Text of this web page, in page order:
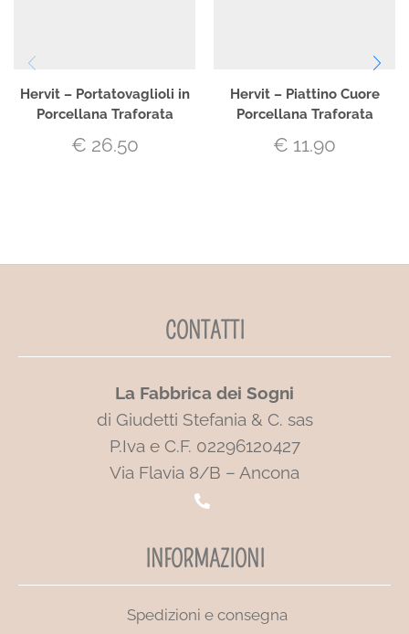
Hervit – Portatovaglioli in
Porcellana Traforata
€ 26.50
Hervit – Piattino Cuore
Porcellana Traforata
€ 11.90
CONTATTI
La Fabbrica dei Sogni
di Giudetti Stefania & C. sas
P.Iva e C.F. 02296120427
Via Flavia 8/B – Ancona
INFORMAZIONI
Spedizioni e consegna